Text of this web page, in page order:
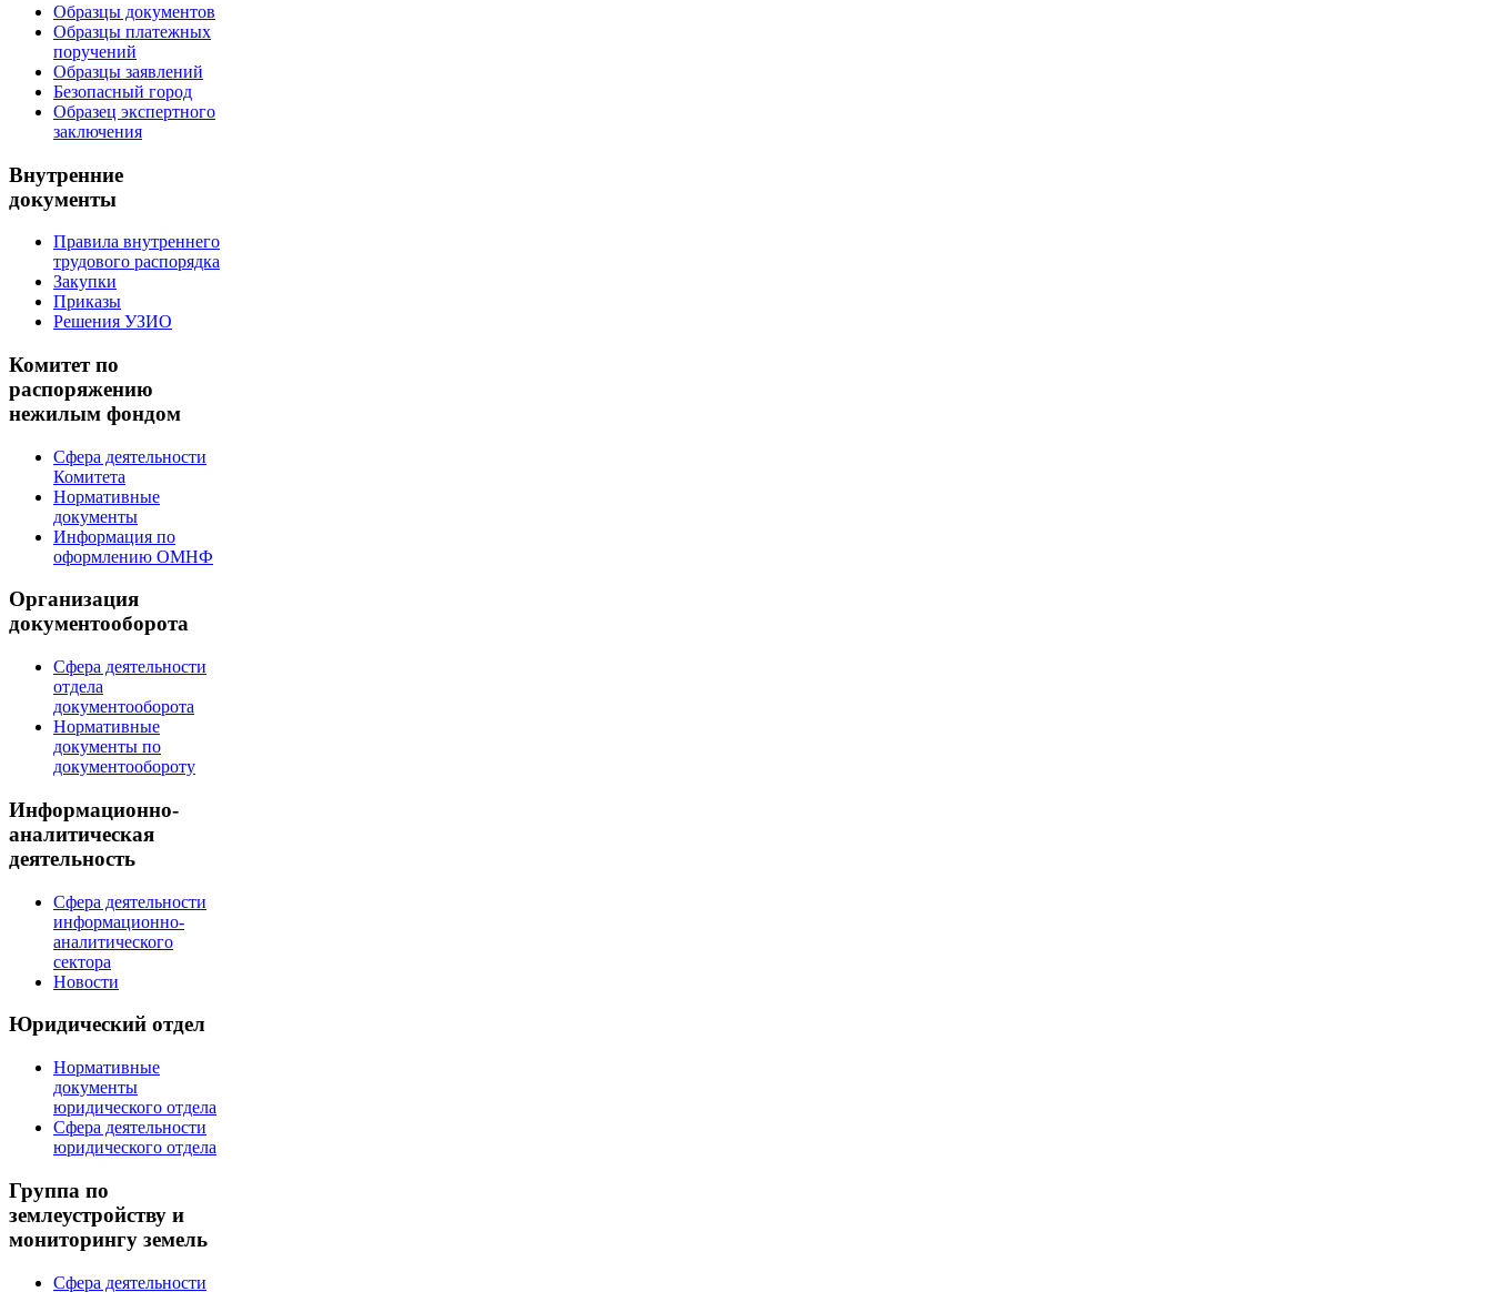
Образцы документов
Образцы платежных
поручений
Образцы заявлений
Безопасный город
Образец экспертного
заключения
Внутренние
документы
Правила внутреннего
трудового распорядка
Закупки
Приказы
Решения УЗИО
Комитет по
распоряжению
нежилым фондом
Сфера деятельности
Комитета
Нормативные
документы
Информация по
оформлению ОМНФ
Организация
документооборота
Сфера деятельности
отдела
документооборота
Нормативные
документы по
документообороту
Информационно-
аналитическая
деятельность
Сфера деятельности
информационно-
аналитического
сектора
Новости
Юридический отдел
Нормативные
документы
юридического отдела
Сфера деятельности
юридического отдела
Группа по
землеустройству и
мониторингу земель
Сфера деятельности